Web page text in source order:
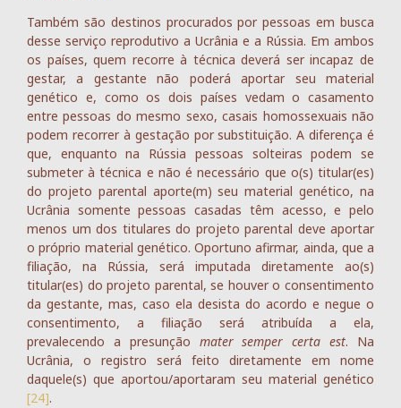
Também são destinos procurados por pessoas em busca
desse serviço reprodutivo a Ucrânia e a Rússia. Em ambos
os países, quem recorre à técnica deverá ser incapaz de
gestar, a gestante não poderá aportar seu material
genético e, como os dois países vedam o casamento
entre pessoas do mesmo sexo, casais homossexuais não
podem recorrer à gestação por substituição. A diferença é
que, enquanto na Rússia pessoas solteiras podem se
submeter à técnica e não é necessário que o(s) titular(es)
do projeto parental aporte(m) seu material genético, na
Ucrânia somente pessoas casadas têm acesso, e pelo
menos um dos titulares do projeto parental deve aportar
o próprio material genético. Oportuno afirmar, ainda, que a
filiação, na Rússia, será imputada diretamente ao(s)
titular(es) do projeto parental, se houver o consentimento
da gestante, mas, caso ela desista do acordo e negue o
consentimento, a filiação será atribuída a ela,
prevalecendo a presunção mater semper certa est. Na
Ucrânia, o registro será feito diretamente em nome
daquele(s) que aportou/aportaram seu material genético
[24].